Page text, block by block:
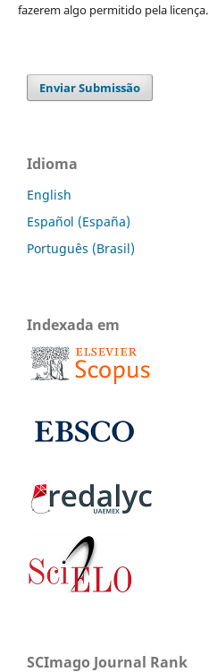
fazerem algo permitido pela licença.
Enviar Submissão
Idioma
English
Español (España)
Português (Brasil)
Indexada em
SCImago Journal Rank